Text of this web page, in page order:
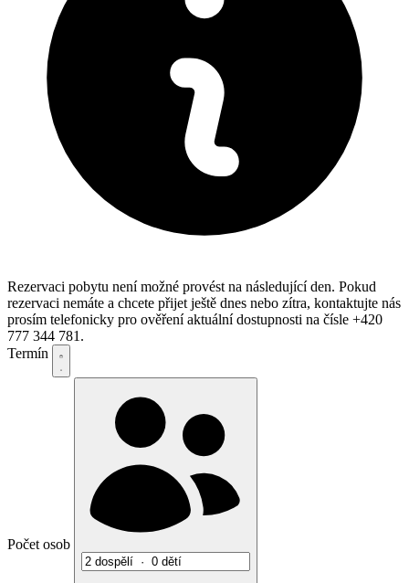
Rezervaci pobytu není možné provést na následující den. Pokud
rezervaci nemáte a chcete přijet ještě dnes nebo zítra, kontaktujte nás
prosím telefonicky pro ověření aktuální dostupnosti na čísle +420
777 344 781.
Termín
Počet osob